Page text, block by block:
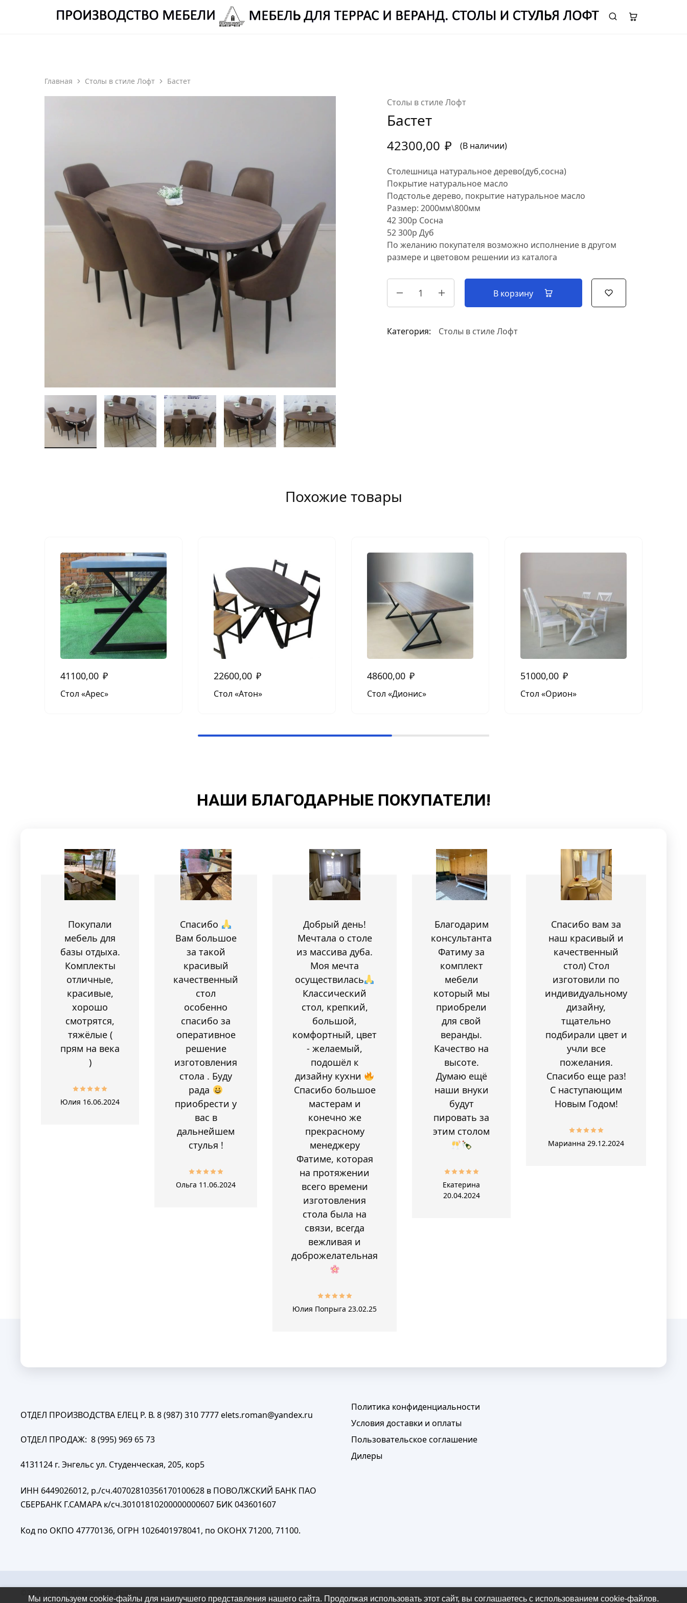
ОТДЕЛ ПРОИЗВОДСТВА ЕЛЕЦ РОМАН ВИТАЛЬЕВИЧ: 8 (987) 310 7777- ELETS.ROMAN@YANDEX.RU ОТДЕЛ ПРОДАЖ:8 (995) 969 65 73
Производство
Главная Столы в стиле Лофт Бастет
Столы в стиле Лофт
Бастет
42300,00 ₽ (В наличии)
Столешница натуральное дерево(дуб,сосна)
Покрытие натуральное масло
Подстолье дерево, покрытие натуральное масло
Размер: 2000мм\800мм
42 300р Сосна
52 300р Дуб
По желанию покупателя возможно исполнение в другом
размере и цветовом решении из каталога
В корзину
Категория: Столы в стиле Лофт
Похожие товары
41100,00 ₽
Стол «Арес»
22600,00 ₽
Стол «Атон»
48600,00 ₽
Стол «Дионис»
51000,00 ₽
Стол «Орион»
НАШИ БЛАГОДАРНЫЕ ПОКУПАТЕЛИ!
Покупали
мебель для
базы отдыха.
Комплекты
отличные,
красивые,
хорошо
смотрятся,
тяжёлые (
прям на века
)
Юлия 16.06.2024
Спасибо
Вам большое
за такой
красивый
качественный
стол
особенно
спасибо за
оперативное
решение
изготовления
стола . Буду
рада
приобрести у
вас в
дальнейшем
стулья !
Ольга 11.06.2024
Добрый день!
Мечтала о столе
из массива дуба.
Моя мечта
осуществилась
Классический
стол, крепкий,
большой,
комфортный, цвет
- желаемый,
подошёл к
дизайну кухни
Спасибо большое
мастерам и
конечно же
прекрасному
менеджеру
Фатиме, которая
на протяжении
всего времени
изготовления
стола была на
связи, всегда
вежливая и
доброжелательная
Юлия Попрыга 23.02.25
Благодарим
консультанта
Фатиму за
комплект
мебели
который мы
приобрели
для свой
веранды.
Качество на
высоте.
Думаю ещё
наши внуки
будут
пировать за
этим столом
Екатерина
20.04.2024
Спасибо вам за
наш красивый и
качественный
стол) Стол
изготовили по
индивидуальному
дизайну,
тщательно
подбирали цвет и
учли все
пожелания.
Спасибо еще раз!
С наступающим
Новым Годом!
Марианна 29.12.2024
ОТДЕЛ ПРОИЗВОДСТВА ЕЛЕЦ Р. В. 8 (987) 310 7777elets.roman@yandex.ru
ОТДЕЛ ПРОДАЖ: 8 (995) 969 65 73
4131124 г. Энгельс ул. Студенческая, 205, кор5
ИНН 6449026012, р./сч.40702810356170100628 в ПОВОЛЖСКИЙ БАНК ПАО
СБЕРБАНК Г.САМАРА к/сч.30101810200000000607 БИК 043601607
Код по ОКПО 47770136, ОГРН 1026401978041, по ОКОНХ 71200, 71100.
Политика конфиденциальности
Условия доставки и оплаты
Пользовательское соглашение
Дилеры
Мы используем cookie-файлы для наилучшего представления нашего сайта. Продолжая использовать этот сайт, вы соглашаетесь с использованием cookie-файлов.